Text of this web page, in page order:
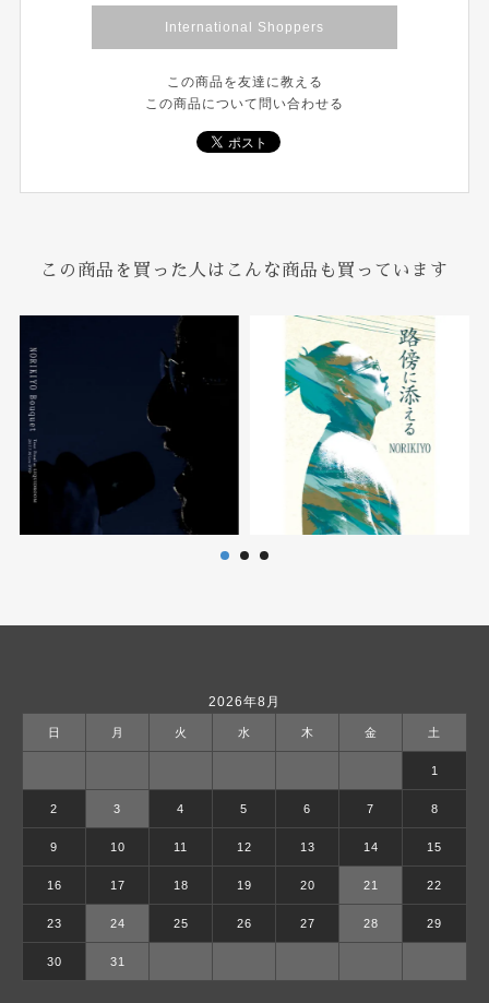
International Shoppers
この商品を友達に教える
この商品について問い合わせる
この商品を買った人はこんな商品も買っています
2026年8月
日 月 火 水 木 金 土
1
2 3 4 5 6 7 8
9 10 11 12 13 14 15
16 17 18 19 20 21 22
23 24 25 26 27 28 29
30 31